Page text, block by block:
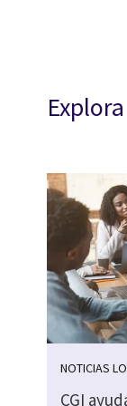
NOTICIAS
CGI